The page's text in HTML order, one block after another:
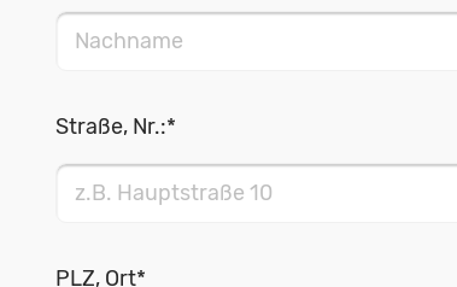
Straße, Nr.:*
PLZ, Ort*